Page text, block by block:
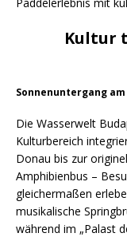
Kultur
Sonnenuntergang
Die Wasserwelt
Kulturbereich
Donau bis zur
Amphibienbus –
gleichermaßen
musikalische
während im „Palast